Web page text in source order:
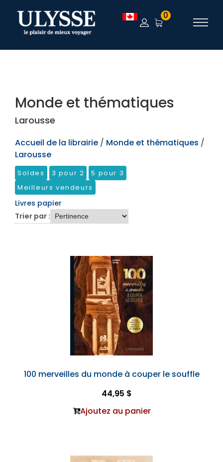
TEST 0
Monde et thématiques
Larousse
Accueil de la librairie / Monde et thématiques /
Larousse
Soldes 3 pour 2
5 pour 3
Meilleurs vendeurs
Livres papier
Trier par :
100 merveilles du monde à couper le souffle
44,95 $
Ajoutez au panier